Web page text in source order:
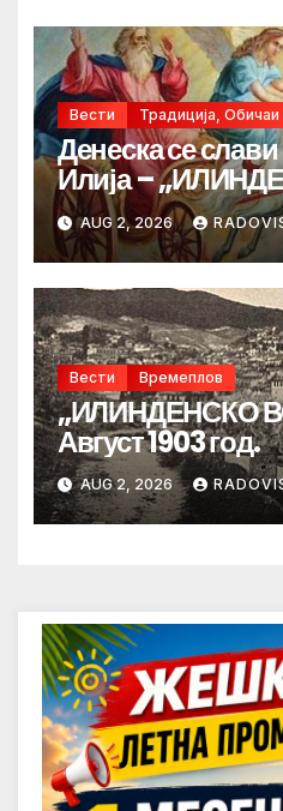
Вести Традиција,
Денеска се
Илија –
AUG 2, 2026
Вести Времеплов
„ИЛИНДЕНСКО
Август 1903 год.
AUG 2, 2026